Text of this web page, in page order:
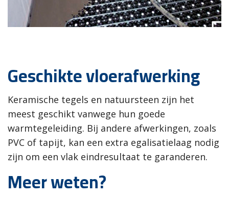
Geschikte vloerafwerking
Keramische tegels en natuursteen zijn het
meest geschikt vanwege hun goede
warmtegeleiding. Bij andere afwerkingen, zoals
PVC of tapijt, kan een extra egalisatielaag nodig
zijn om een vlak eindresultaat te garanderen.
Meer weten?